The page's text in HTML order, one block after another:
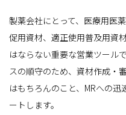
製薬会社にとって、医療用医
促用資材、適正使用普及用資
はならない重要な営業ツール
スの順守のため、資材作成・
はもちろんのこと、MRへの
ートします。